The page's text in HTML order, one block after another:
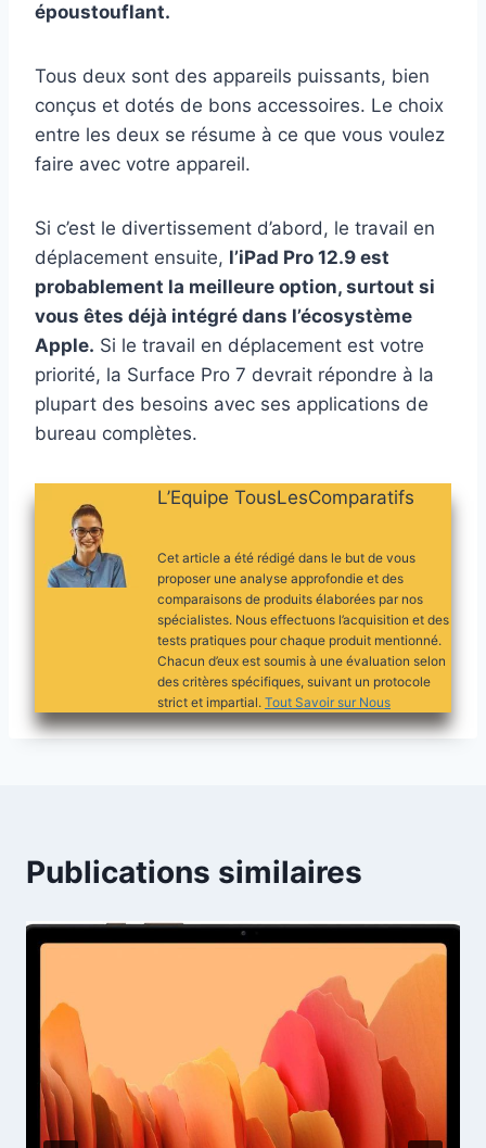
époustouflant.
Tous deux sont des appareils puissants, bien
conçus et dotés de bons accessoires. Le choix
entre les deux se résume à ce que vous voulez
faire avec votre appareil.
Si c’est le divertissement d’abord, le travail en
déplacement ensuite, l’iPad Pro 12.9 est
probablement la meilleure option, surtout si
vous êtes déjà intégré dans l’écosystème
Apple. Si le travail en déplacement est votre
priorité, la Surface Pro 7 devrait répondre à la
plupart des besoins avec ses applications de
bureau complètes.
L’Equipe TousLesComparatifs
Cet article a été rédigé dans le but de vous
proposer une analyse approfondie et des
comparaisons de produits élaborées par nos
spécialistes. Nous effectuons l’acquisition et des
tests pratiques pour chaque produit mentionné.
Chacun d’eux est soumis à une évaluation selon
des critères spécifiques, suivant un protocole
strict et impartial. Tout Savoir sur Nous
Publications similaires